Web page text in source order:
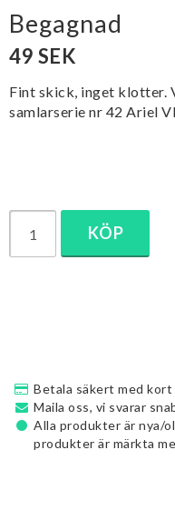
Begagnad
49 SEK
Fint skick, inget klotter.
samlarserie nr 42 Ariel
KÖP
Betala säkert med kort
Maila oss, vi svarar
Alla produkter är nya/
produkter är märkta